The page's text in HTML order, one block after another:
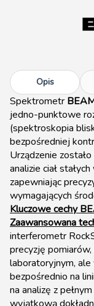
Opis
Spektrometr
jedno-punktowe
(spektroskopia
bezpośredniej
Urządzenie
analizie ciał
zapewniając
wymagających
Kluczowe cechy
Zaawansowana
interferometr
precyzję
laboratoryjnym,
bezpośrednio na
na analizę z